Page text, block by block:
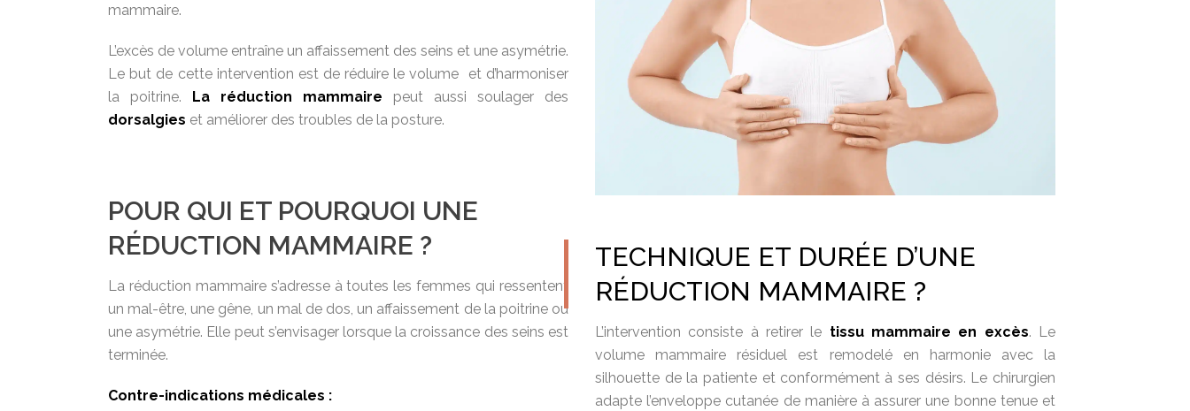
mammaire.
L’excès de volume entraîne un affaissement des seins et une asymétrie.
Le but de cette intervention est de réduire le volume et d’harmoniser
la poitrine. La réduction mammaire peut aussi soulager des
dorsalgies et améliorer des troubles de la posture.
POUR QUI ET POURQUOI UNE
RÉDUCTION MAMMAIRE ?
La réduction mammaire s’adresse à toutes les femmes qui ressentent
un mal-être, une gêne, un mal de dos, un affaissement de la poitrine ou
une asymétrie. Elle peut s’envisager lorsque la croissance des seins est
terminée.
Contre-indications médicales :
TECHNIQUE ET DURÉE D’UNE
RÉDUCTION MAMMAIRE ?
L’intervention consiste à retirer le tissu mammaire en excès. Le
volume mammaire résiduel est remodelé en harmonie avec la
silhouette de la patiente et conformément à ses désirs. Le chirurgien
adapte l’enveloppe cutanée de manière à assurer une bonne tenue et